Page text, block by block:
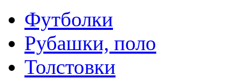
Футболки
Рубашки, поло
Толстовки